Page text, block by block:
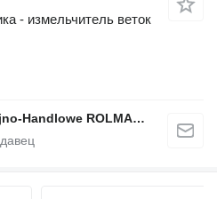
- измельчитель веток
Przedsiębiorstwo Produkcyjno-Handlowe ROLMAPOL Marcin Dziekan